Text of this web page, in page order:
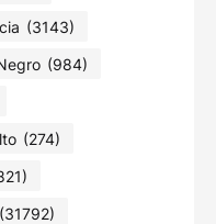
(3143)
(984)
(274)
(31792)